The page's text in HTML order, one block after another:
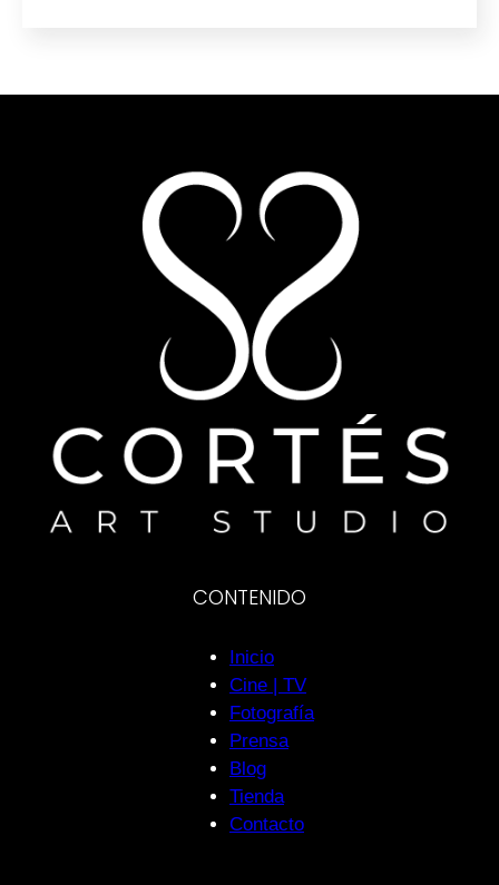
CONTENIDO
Inicio
Cine | TV
Fotografía
Prensa
Blog
Tienda
Contacto